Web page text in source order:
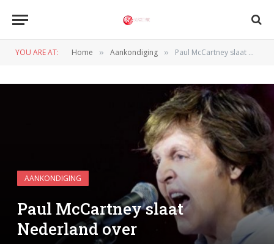
YOU ARE AT: Home » Aankondiging » Paul McCartney slaat Nederland over
AANKONDIGING
Paul McCartney slaat
Nederland over